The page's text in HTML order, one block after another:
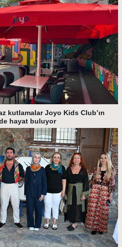
kutlamalar Joyo Kids Club’ın
hayat buluyor